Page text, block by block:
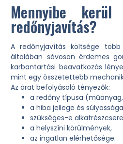
Mennyibe
redőnyjavítás?
A redőnyjavítás költsége
általában sávosan érdemes
karbantartási beavatkozás
mint egy összetettebb
Az árat befolyásoló tényezők:
a redőny típusa
a hiba jellege és
szükséges-e
a helyszíni körülmények,
az ingatlan elérhetősége.